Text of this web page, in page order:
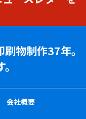
物制作37年。
会社概要